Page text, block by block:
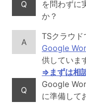
Q
を問わずに
か？
A
TSクラウド
Google
供していま
⇒まずは相
Q
Google
に準備して